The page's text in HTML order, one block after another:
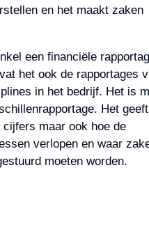
en het maakt zaken
een financiële
het ook de rapportages
in het bedrijf. Het is
Het geeft
maar ook hoe de
verlopen en waar
moeten worden.